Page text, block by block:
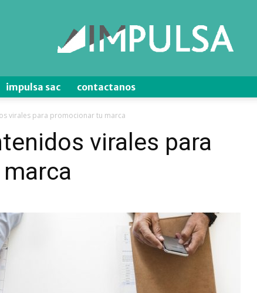
Ventas
impulsa sac contactanos
virales para promocionar tu marca
virales para